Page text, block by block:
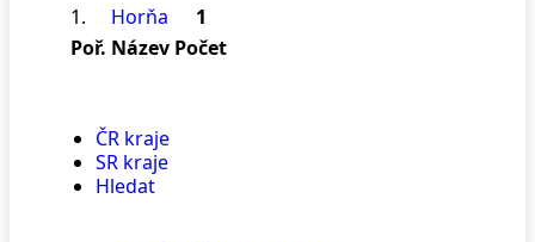
1.
Horňa
1
Poř. Název Počet
ČR kraje
SR kraje
Hledat